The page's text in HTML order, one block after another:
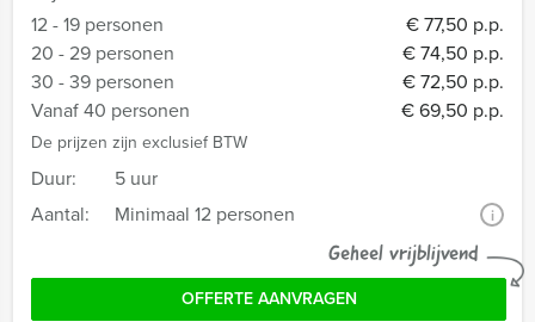
12 - 19 personen
€ 77,50 p.p.
20 - 29 personen
€ 74,50 p.p.
30 - 39 personen
€ 72,50 p.p.
Vanaf 40 personen
€ 69,50 p.p.
De prijzen zijn exclusief BTW
Duur:
5 uur
Aantal:
Minimaal 12 personen i
Geheel vrijblijvend
OFFERTE AANVRAGEN